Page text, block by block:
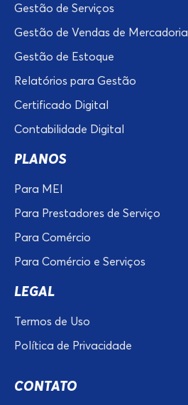
Gestão de Serviços
Gestão de Vendas de Mercadoria
Gestão de Estoque
Relatórios para Gestão
Certificado Digital
Contabilidade Digital
PLANOS
Para MEI
Para Prestadores de Serviço
Para Comércio
Para Comércio e Serviços
LEGAL
Termos de Uso
Política de Privacidade
CONTATO